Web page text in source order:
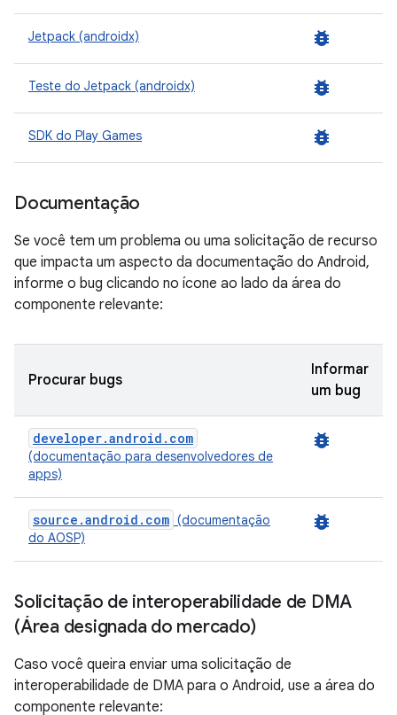
Jetpack (androidx) bug_report
Teste do Jetpack (androidx) bug_report
SDK do Play Games bug_report
Documentação
Se você tem um problema ou uma solicitação de recurso
que impacta um aspecto da documentação do Android,
informe o bug clicando no ícone ao lado da área do
componente relevante:
Procurar bugs
Informar
um bug
developer.android.com
(documentação para desenvolvedores de
apps)
bug_report
source.android.com (documentação
do AOSP)
bug_report
Solicitação de interoperabilidade de DMA
(Área designada do mercado)
Caso você queira enviar uma solicitação de
interoperabilidade de DMA para o Android, use a área do
componente relevante: